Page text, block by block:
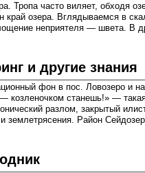
Тропа часто виляет, обходя
край озера. Вглядываемся в
неприятеля — швета. В
и другие знания
фон в пос. Ловозеро и
— козленочком станешь!» —
разлом, закрытый
Район